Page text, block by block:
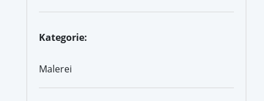
Kategorie:
Malerei